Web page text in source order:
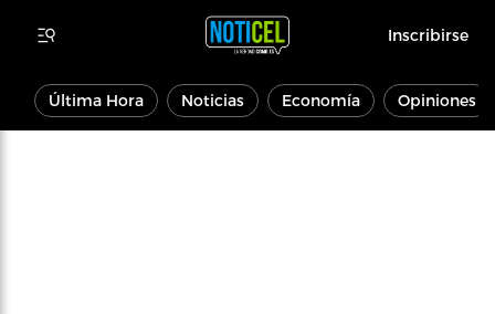
Inscribirse
Última Hora Noticias Economía Opiniones